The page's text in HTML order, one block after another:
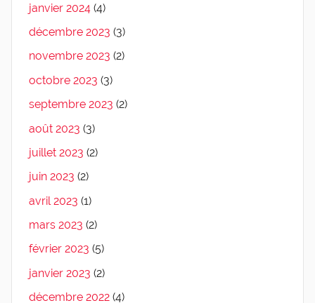
janvier 2024 (4)
décembre 2023 (3)
novembre 2023 (2)
octobre 2023 (3)
septembre 2023 (2)
août 2023 (3)
juillet 2023 (2)
juin 2023 (2)
avril 2023 (1)
mars 2023 (2)
février 2023 (5)
janvier 2023 (2)
décembre 2022 (4)